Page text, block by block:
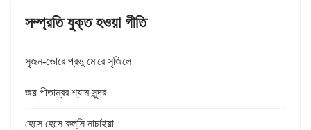
সম্প্রতি যুক্ত হওয়া গীতি
সৃজন-ভোরে প্রভু মোরে সৃজিলে
জয় পীতাম্বর শ্যাম সুন্দর
হেসে হেসে কল্‌সি নাচাইয়া